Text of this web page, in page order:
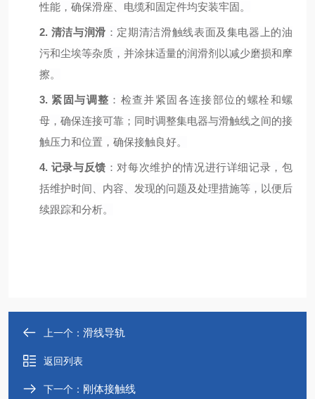
性能，确保滑座、电缆和固定件均安装牢固。
2. 清洁与润滑 ：定期清洁滑触线表面及集电器上的油
污和尘埃等杂质，并涂抹适量的润滑剂以减少磨损和摩
擦。
3. 紧固与调整 ：检查并紧固各连接部位的螺栓和螺
母，确保连接可靠；同时调整集电器与滑触线之间的接
触压力和位置，确保接触良好。
4. 记录与反馈 ：对每次维护的情况进行详细记录，包
括维护时间、内容、发现的问题及处理措施等，以便后
续跟踪和分析。
上一个： 滑线导轨
返回列表
下一个： 刚体接触线